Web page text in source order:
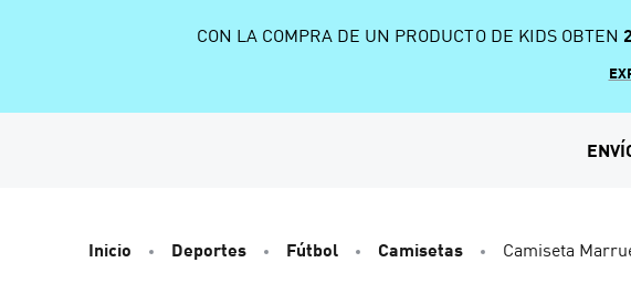
CON LA COMPRA DE UN PRODUCTO DE KIDS OBTEN
Inicio Deportes Fútbol Camisetas Camiseta